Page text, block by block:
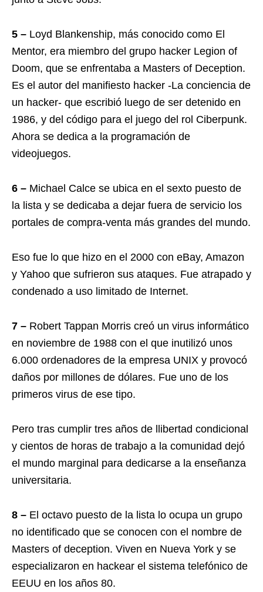
5 – Loyd Blankenship, más conocido como El
Mentor, era miembro del grupo hacker Legion of
Doom, que se enfrentaba a Masters of Deception.
Es el autor del manifiesto hacker -La conciencia de
un hacker- que escribió luego de ser detenido en
1986, y del código para el juego del rol Ciberpunk.
Ahora se dedica a la programación de
videojuegos.
6 – Michael Calce se ubica en el sexto puesto de
la lista y se dedicaba a dejar fuera de servicio los
portales de compra-venta más grandes del mundo.
Eso fue lo que hizo en el 2000 con eBay, Amazon
y Yahoo que sufrieron sus ataques. Fue atrapado y
condenado a uso limitado de Internet.
7 – Robert Tappan Morris creó un virus informático
en noviembre de 1988 con el que inutilizó unos
6.000 ordenadores de la empresa UNIX y provocó
daños por millones de dólares. Fue uno de los
primeros virus de ese tipo.
Pero tras cumplir tres años de llibertad condicional
y cientos de horas de trabajo a la comunidad dejó
el mundo marginal para dedicarse a la enseñanza
universitaria.
8 – El octavo puesto de la lista lo ocupa un grupo
no identificado que se conocen con el nombre de
Masters of deception. Viven en Nueva York y se
especializaron en hackear el sistema telefónico de
EEUU en los años 80.